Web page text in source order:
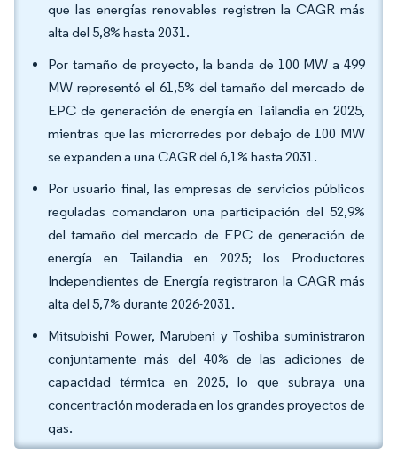
que las energías renovables registren la CAGR más
alta del 5,8% hasta 2031.
Por tamaño de proyecto, la banda de 100 MW a 499
MW representó el 61,5% del tamaño del mercado de
EPC de generación de energía en Tailandia en 2025,
mientras que las microrredes por debajo de 100 MW
se expanden a una CAGR del 6,1% hasta 2031.
Por usuario final, las empresas de servicios públicos
reguladas comandaron una participación del 52,9%
del tamaño del mercado de EPC de generación de
energía en Tailandia en 2025; los Productores
Independientes de Energía registraron la CAGR más
alta del 5,7% durante 2026-2031.
Mitsubishi Power, Marubeni y Toshiba suministraron
conjuntamente más del 40% de las adiciones de
capacidad térmica en 2025, lo que subraya una
concentración moderada en los grandes proyectos de
gas.